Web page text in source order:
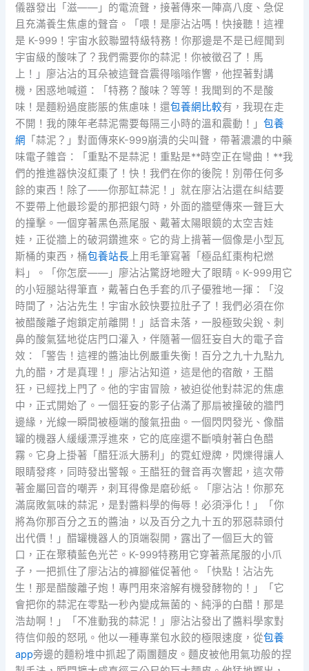
儀器發出「滋——」的電流聲，接著傳來一陣高八度、急促
且充滿養生焦慮的聲音。「喂！是廖沾沾嗎！快接聽！這裡
是 K-999！宇宙水餃聯盟特級特務！你那邊是不是已經聞到
宇宙級的酸味了？我們需要你的蒜泥！你被徵召了！馬
上！」廖沾沾的耳朵被這聲音震得嗡嗡作響，他捏著對講
機，困惑地喊道：「特務？酸味？等等！我聞到的不是酸
味！是麵粉過度膨脹的焦慮味！還包養網比較有，我現在走
不開！我的陳年老蒜泥需要每隔三小時的溫和震動！」包養
網
「蒜泥？」對面傳來K-999崩潰的尖叫聲，帶著濃濃的中藥
味電子雜音：「重點不是蒜泥！重點是**時空正在彎曲！**我
們的推進器快沒紅棗了！快！我們在你的後院！別帶任何多
餘的東西！除了——你那缸蒜泥！」就在廖沾沾還在糾結要
不要帶上他最珍愛的那把銀勺時，外面的牆壁傳來一聲巨大
的撞擊。一個穿著黑色燕尾服、戴著太陽眼鏡的太空吉娃
娃，正從牆上的破洞鑽進來。它的背上揹著一個像是小型瓦
斯桶的東西，桶包養站長 上用毛筆寫著「極品紅棗枸杞燃
料」。「你怎麼——」廖沾沾驚訝地瞪大了眼睛。K-999用它
的小短腿站得筆直，戴著白色手套的爪子優雅地一揮：「沒
時間了，沾沾先生！宇宙水餃快要拉肚子了！我們必須在你
被醋酸離子炮鎖定前離開！」話音未落，一股極致尖銳、刺
鼻的酸氣猛地從店門口灌入，伴隨著一個狂妄自大的電子音
效：「警告！這裡的醬油比例嚴重失衡！百分之九十九點九
九的醋，才是真理！」廖沾沾知道，這是他的宿敵，王醋
狂，已經找上門了。他的宇宙冒險，被迫從他對蒜泥的焦慮
中，正式開始了。一個狂妄的影子佔滿了那扇被撞破的牆門
邊緣，光線一瞬間被極端的酸氣扭曲。一個閃閃發光、像醋
罐的機器人緩緩漂浮進來，它的底座還不斷噴射著白色醋
霧。它身上掛著「醋狂派大勝利」的霓虹燈牌，閃爍得讓人
眼睛發疼，同時發出警報。王醋狂的聲音再次響起，這次帶
著金屬回音的嘲弄，刺耳得像是磨砂紙。「廖沾沾！你那充
滿腐敗氣味的蒜泥，是對醬料學的侮辱！必須淨化！」「你
將為你那百分之五的醬油，以及百分之九十五的邪惡蒜頭付
出代價！」醋罐機器人的頂端裂開，露出了一個巨大的管
口，正在聚積藍色光芒。K-999特務用它穿著燕尾服的小爪
子，一把抓住了廖沾沾的褲腳催促著他。「快點！沾沾先
生！那是醋酸離子炮！專門用來溶解有機發酵物的！」「它
會把你的蒜泥在零點一秒內變成無菌的、純淨的白醋！那是
浩劫啊！」「不准動我的蒜泥！」廖沾沾發出了醬料學家對
待信仰般的怒吼。他以一種專業包水餃的極限速度，從包養
app旁邊的麵粉堆中抓起了兩團麵皮。麵皮被他用氣功般的捏